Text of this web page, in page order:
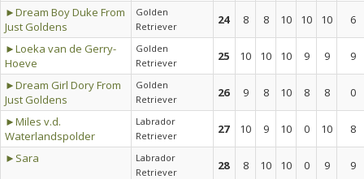
►Dream Boy Duke From
Just Goldens
Golden
Retriever
24 8 8 10 10 10
6
►Loeka van de Gerry-
Hoeve
Golden
Retriever
25 10 10 10 9 9
9
►Dream Girl Dory From
Just Goldens
Golden
Retriever
26 9 8 10 8 8
0
►Miles v.d.
Waterlandspolder
Labrador
Retriever
27 10 9 10 0 10
8
►Sara
Labrador
Retriever
28 8 10 10 0 9
9